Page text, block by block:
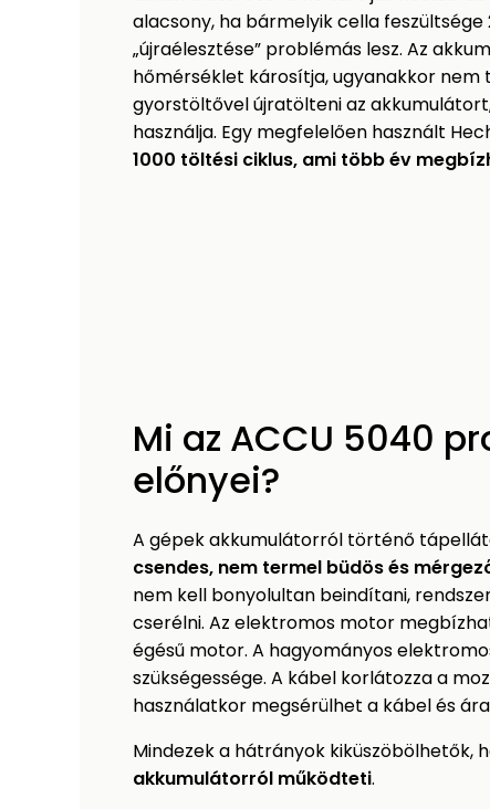
alacsony, ha bármelyik cella
„újraélesztése” problémás lesz. Az
hőmérséklet károsítja, ugyanakkor nem
gyorstöltővel újratölteni az
használja. Egy megfelelően használt
1000 töltési ciklus, ami több év
Mi az ACCU 5040
előnyei?
A gépek akkumulátorról történő
csendes, nem termel büdös és
nem kell bonyolultan beindítani,
cserélni. Az elektromos motor
égésű motor. A hagyományos
szükségessége. A kábel korlátozza a
használatkor megsérülhet a kábel és
Mindezek a hátrányok kiküszöbölhetők,
akkumulátorról működteti.